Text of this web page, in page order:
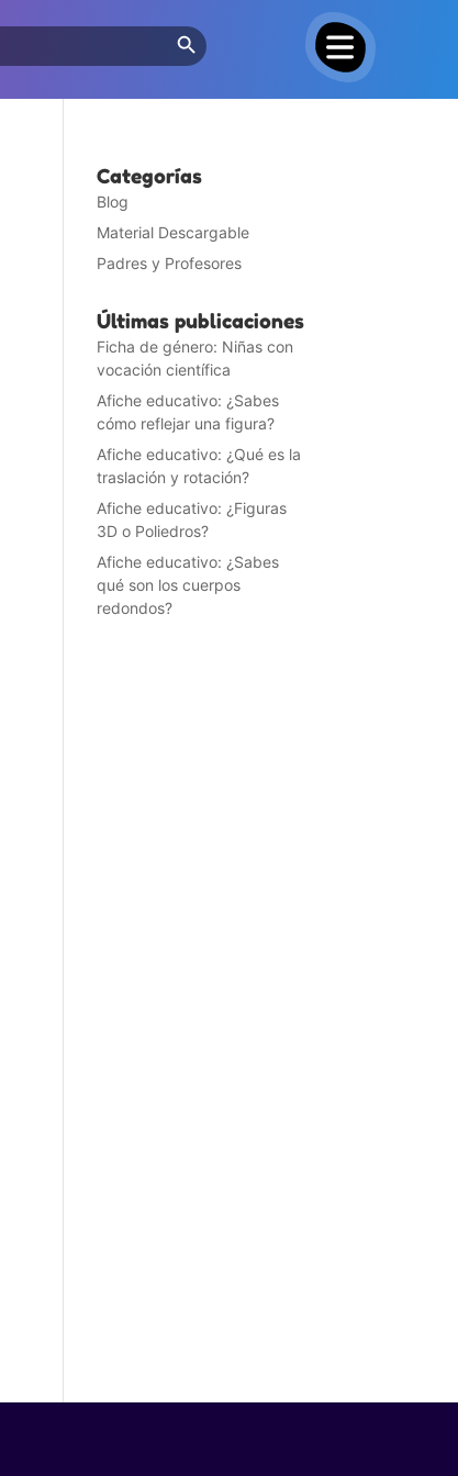
Search Button
Categorías
Blog
Material Descargable
Padres y Profesores
Últimas publicaciones
Ficha de género: Niñas con
vocación científica
Afiche educativo: ¿Sabes
cómo reflejar una figura?
Afiche educativo: ¿Qué es la
traslación y rotación?
Afiche educativo: ¿Figuras
3D o Poliedros?
Afiche educativo: ¿Sabes
qué son los cuerpos
redondos?